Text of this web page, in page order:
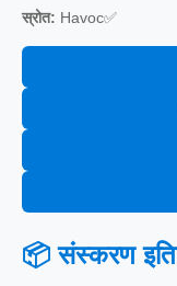
स्रोत: Havoc✅
📦 संस्करण